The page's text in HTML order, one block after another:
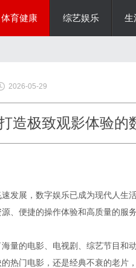
体育健康 综艺娱乐 生
2026-05-29
造极致观影体验的
发展，数字娱乐已成为现代人生
、便捷的操作体验和高质量的服
量的电影、电视剧、综艺节目和
热门电影，还是经典不衰的老片